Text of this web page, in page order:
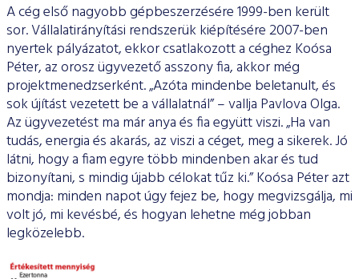
A cég első nagyobb gépbeszerzésére 1999-ben került
sor. Vállalatirányítási rendszerük kiépítésére 2007-ben
nyertek pályázatot, ekkor csatlakozott a céghez Koósa
Péter, az orosz ügyvezető asszony fia, akkor még
projektmenedzserként. „Azóta mindenbe beletanult, és
sok újítást vezetett be a vállalatnál” – vallja Pavlova Olga.
Az ügyvezetést ma már anya és fia együtt viszi. „Ha van
tudás, energia és akarás, az viszi a céget, meg a sikerek. Jó
látni, hogy a fiam egyre több mindenben akar és tud
bizonyítani, s mindig újabb célokat tűz ki.” Koósa Péter azt
mondja: minden napot úgy fejez be, hogy megvizsgálja, mi
volt jó, mi kevésbé, és hogyan lehetne még jobban
legközelebb.